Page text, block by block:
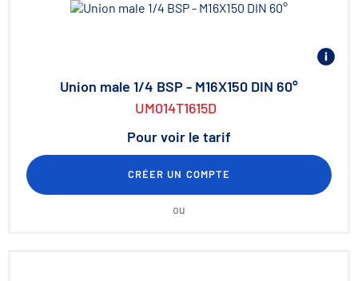
Union male 1/4 BSP - M16X150 DIN 60°
UM014T1615D
Pour voir le tarif
CRÉER UN COMPTE
ou